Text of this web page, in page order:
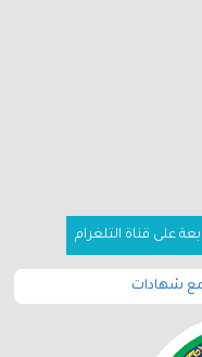
على قناة التلغرام
شهادات